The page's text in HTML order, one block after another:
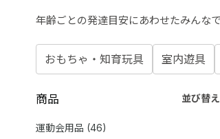
年齢ごとの発達目安にあわせたみんな
おもちゃ・知育玩具 室内遊具
商品
運動会用品 (46)
並び替え